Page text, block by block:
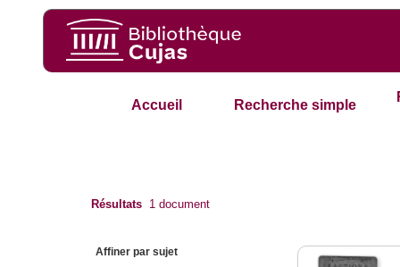
Accueil Recherche simple
Résultats 1 document
Affiner par sujet